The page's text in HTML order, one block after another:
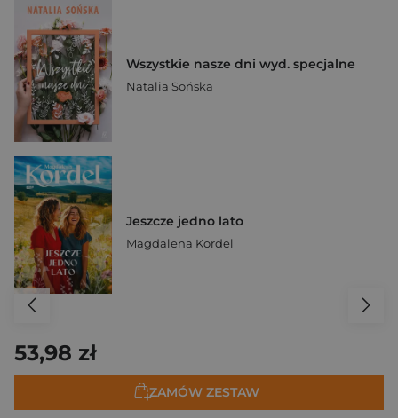
Wszystkie nasze dni wyd. specjalne
Natalia Sońska
Jeszcze jedno lato
Magdalena Kordel
53,98 zł
ZAMÓW ZESTAW